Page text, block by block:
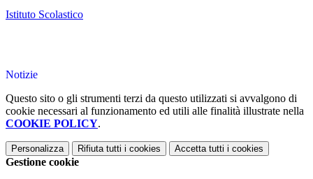
Istituto Scolastico
Notizie
Questo sito o gli strumenti terzi da questo utilizzati si avvalgono di
cookie necessari al funzionamento ed utili alle finalità illustrate nella
COOKIE POLICY.
Personalizza Rifiuta tutti i cookies Accetta tutti i cookies
Gestione cookie